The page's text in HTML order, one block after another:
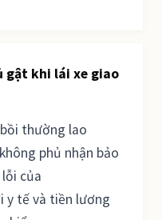
gật khi lái xe giao
thường lao
phủ nhận bảo
của
y tế và tiền lương